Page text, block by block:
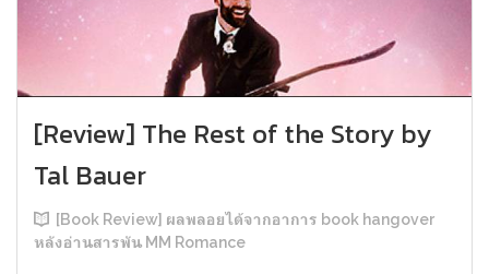
[Review] The Rest of the Story by
Tal Bauer
[Book Review] ผลพลอยได้จากอาการ book hangover
หลังอ่านสารพัน MM Romance